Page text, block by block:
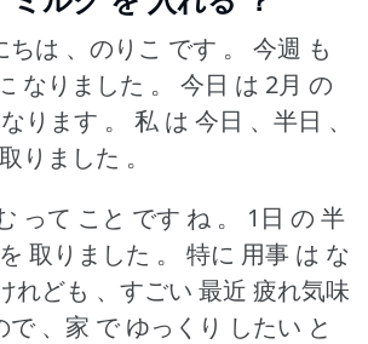
は 、のりこ です 。
今週 も
なりました 。
今日 は 2月 の
ります 。
私 は 今日 、半日 、
りました 。
って こと です ね 。
1日 の 半
取りました 。
特に 用事 は な
れども 、すごい 最近 疲れ気味
で 、家 で ゆっくり したい と